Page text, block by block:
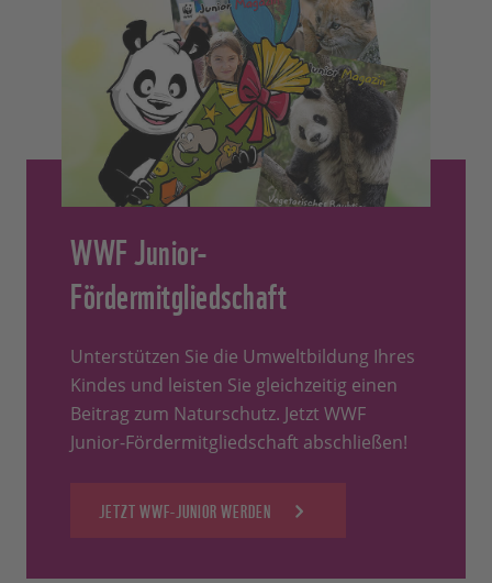
WWF Junior-
Fördermitgliedschaft
Unterstützen Sie die Umweltbildung Ihres
Kindes und leisten Sie gleichzeitig einen
Beitrag zum Naturschutz. Jetzt WWF
Junior-Fördermitgliedschaft abschließen!
JETZT WWF-JUNIOR WERDEN